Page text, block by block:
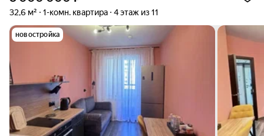
32,6 м² 1-комн. квартира 4 этаж из 11
новостройка